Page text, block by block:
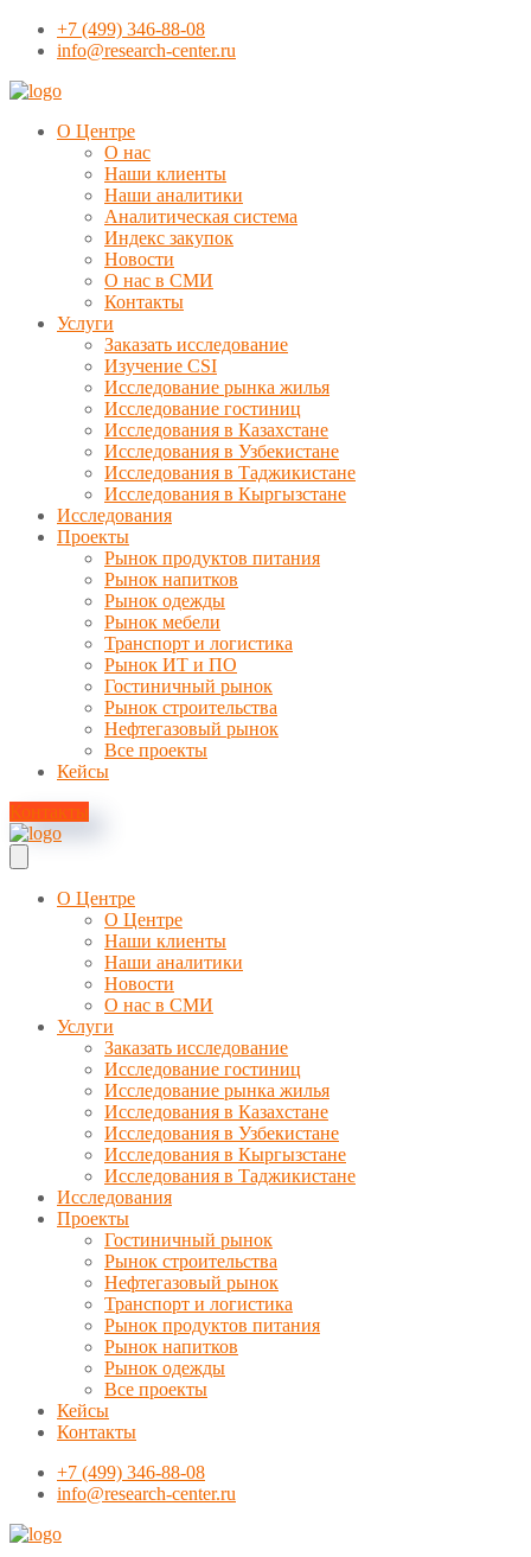
+7 (499) 346-88-08
info@research-center.ru
О Центре
О нас
Наши клиенты
Наши аналитики
Аналитическая система
Индекс закупок
Новости
О нас в СМИ
Контакты
Услуги
Заказать исследование
Изучение CSI
Исследование рынка жилья
Исследование гостиниц
Исследования в Казахстане
Исследования в Узбекистане
Исследования в Таджикистане
Исследования в Кыргызстане
Исследования
Проекты
Рынок продуктов питания
Рынок напитков
Рынок одежды
Рынок мебели
Транспорт и логистика
Рынок ИТ и ПО
Гостиничный рынок
Рынок строительства
Нефтегазовый рынок
Все проекты
Кейсы
Контакты
О Центре
О Центре
Наши клиенты
Наши аналитики
Новости
О нас в СМИ
Услуги
Заказать исследование
Исследование гостиниц
Исследование рынка жилья
Исследования в Казахстане
Исследования в Узбекистане
Исследования в Кыргызстане
Исследования в Таджикистане
Исследования
Проекты
Гостиничный рынок
Рынок строительства
Нефтегазовый рынок
Транспорт и логистика
Рынок продуктов питания
Рынок напитков
Рынок одежды
Все проекты
Кейсы
Контакты
+7 (499) 346-88-08
info@research-center.ru